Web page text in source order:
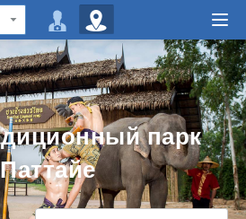
парк